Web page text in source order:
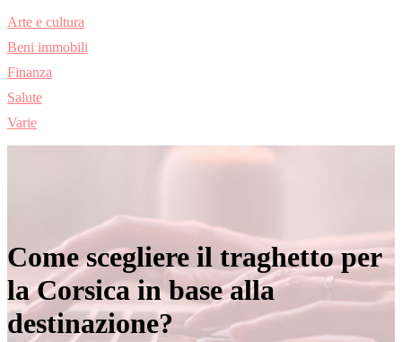
Arte e cultura
Beni immobili
Finanza
Salute
Varie
Come scegliere il traghetto per
la Corsica in base alla
destinazione?